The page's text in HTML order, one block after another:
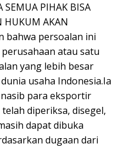
PIHAK BISA
HUKUM AKAN
bahwa persoalan ini
atau satu
yang lebih besar
usaha Indonesia.Ia
para eksportir
diperiksa, disegel,
dapat dibuka
dugaan dari